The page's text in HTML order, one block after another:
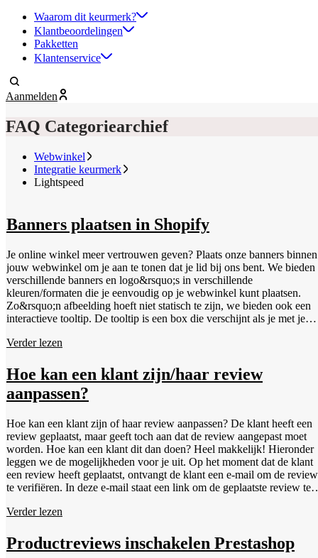
Waarom dit keurmerk?
Klantbeoordelingen
Pakketten
Klantenservice
Aanmelden
FAQ Categoriearchief
Webwinkel
Integratie keurmerk
Lightspeed
Banners plaatsen in Shopify
Je online winkel meer vertrouwen geven? Plaats onze banners binnen
jouw webwinkel om je aan te tonen dat je lid bij ons bent. We bieden
verschillende banners en logo&rsquo;s in verschillende
kleuren/formaten die je eenvoudig op je webwinkel kunt plaatsen.
Zo&rsquo;n afbeelding hoeft niet statisch te zijn, we bieden ook een
interactieve tooltip. De tooltip is een box die verschijnt als je met je
ons de mogelijkheid om direct extra informatie te tonen wanneer een
je onder Installatie &gt; Banners kun je een van de banners
Hieronder vind je een video waarin er twee manieren om een banner
in Shopify te plaatsen wordt getoond.
Verder lezen
Hoe kan een klant zijn/haar review
aanpassen?
Hoe kan een klant zijn of haar review aanpassen? De klant heeft een
review geplaatst, maar geeft toch aan dat de review aangepast moet
worden. Hoe kan een klant dit dan doen? Heel makkelijk! Hieronder
leggen we de mogelijkheden voor je uit. Op het moment dat de klant
een review heeft geplaatst, ontvangt de klant een e-mail om de review
te verifiëren. In deze e-mail staat een link om de geplaatste review te
kunt als webwinkel binnen je dashboard een aanpaslink toesturen via
dashboard, ontvangt de klant automatisch een aanpaslink. Houd er
rekening mee dat deze aanpaslink alleen voor je klant zichtbaar is. Om
Verder lezen
Productreviews inschakelen Prestashop